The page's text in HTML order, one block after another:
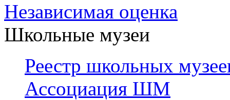
Независимая оценка
Школьные музеи
Реестр школьных
Ассоциация ШМ